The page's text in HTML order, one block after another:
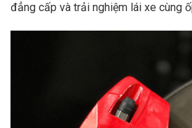
đẳng cấp và trải nghiệm lái xe cùng